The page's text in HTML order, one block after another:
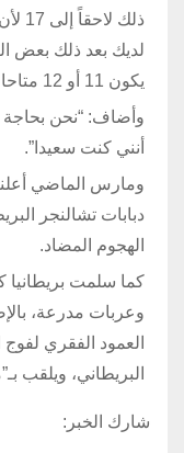
لديك بعد ذلك بعض
يكون 11 أو 12 متاحا للخروج في العمليات”.
وأضاف: “نحن
أنني كنت سعيدا”.
ومارس الماضي
دبابات تشالنجر
الهجوم المضاد.
كما سلمت بريطانيا
العمود الفقري
البريطاني، ويلقب
شارك الخبر: